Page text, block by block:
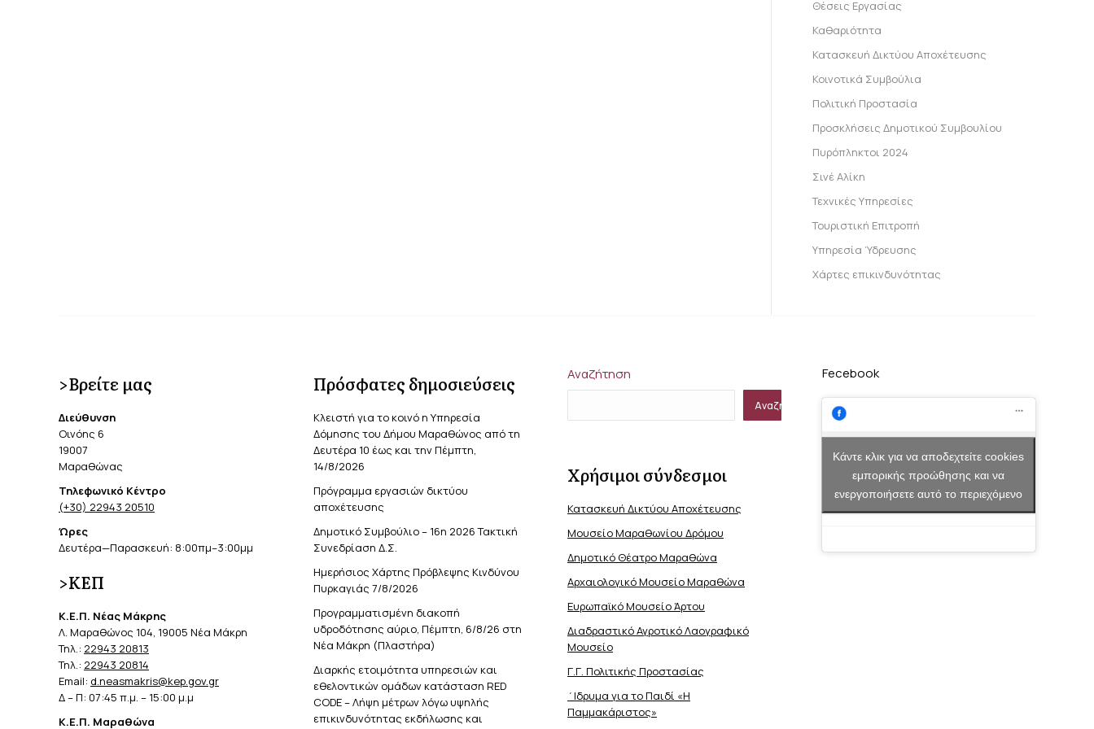
Θέσεις Εργασίας
Καθαριότητα
Κατασκευή Δικτύου Αποχέτευσης
Κοινοτικά Συμβούλια
Πολιτική Προστασία
Προσκλήσεις Δημοτικού Συμβουλίου
Πυρόπληκτοι 2024
Σινέ Αλίκη
Τεχνικές Υπηρεσίες
Τουριστική Επιτροπή
Υπηρεσία Ύδρευσης
Χάρτες επικινδυνότητας
>Βρείτε μας
Διεύθυνση
Οινόης 6
19007
Μαραθώνας
Τηλεφωνικό Κέντρο
(+30) 22943 20510
Ώρες
Δευτέρα—Παρασκευή: 8:00πμ–3:00μμ
>ΚΕΠ
Κ.Ε.Π. Νέας Μάκρης
Λ. Μαραθώνος 104, 19005 Νέα Μάκρη
Τηλ.: 22943 20813
Τηλ.: 22943 20814
Email: d.neasmakris@kep.gov.gr
Δ – Π: 07:45 π.μ. – 15:00 μ.μ
Κ.Ε.Π. Μαραθώνα
Πρόσφατες δημοσιεύσεις
Κλειστή για το κοινό η Υπηρεσία
Δόμησης του Δήμου Μαραθώνος από τη
Δευτέρα 10 έως και την Πέμπτη,
14/8/2026
Πρόγραμμα εργασιών δικτύου
αποχέτευσης
Δημοτικό Συμβούλιο – 16η 2026 Τακτική
Συνεδρίαση Δ.Σ.
Ημερήσιος Χάρτης Πρόβλεψης Κινδύνου
Πυρκαγιάς 7/8/2026
Προγραμματισμένη διακοπή
υδροδότησης αύριο, Πέμπτη, 6/8/26 στη
Νέα Μάκρη (Πλαστήρα)
Διαρκής ετοιμότητα υπηρεσιών και
εθελοντικών ομάδων κατάσταση RED
CODE – Λήψη μέτρων λόγω υψηλής
επικινδυνότητας εκδήλωσης και
Αναζήτηση
Αναζήτηση
Χρήσιμοι σύνδεσμοι
Κατασκευή Δικτύου Αποχέτευσης
Μουσείο Μαραθωνίου Δρόμου
Δημοτικό Θέατρο Μαραθώνα
Αρχαιολογικό Μουσείο Μαραθώνα
Ευρωπαϊκό Μουσείο Άρτου
Διαδραστικό Αγροτικό Λαογραφικό
Μουσείο
Γ.Γ. Πολιτικής Προστασίας
΄Ιδρυμα για το Παιδί «Η
Παμμακάριστος»
Fecebook
Κάντε κλικ για να αποδεχτείτε cookies
εμπορικής προώθησης και να
ενεργοποιήσετε αυτό το περιεχόμενο